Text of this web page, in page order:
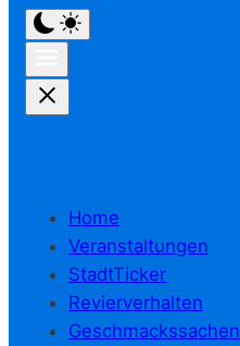
Home
Veranstaltungen
StadtTicker
Revierverhalten
Geschmackssachen